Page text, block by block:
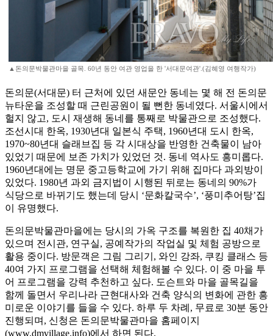
▲돈의문박물관마을 골목. 60년 동안 여관 영업을 한 '서대문여관'.(김혜영 여행작가)
돈의문(서대문) 터 근처에 있던 새문안 동네는 몇 해 전 돈의문
뉴타운을 조성할 때 근린공원이 될 뻔한 동네였다. 서울시에서
헐지 않고, 도시 재생해 동네를 통째로 박물관으로 조성했다.
조선시대 한옥, 1930년대 일본식 주택, 1960년대 도시 한옥,
1970~80년대 슬래브집 등 각 시대상을 반영한 건축물이 남아
있었기 때문에 보존 가치가 있었던 것. 동네 역사도 흥미롭다.
1960년대에는 명문 중고등학교에 가기 위해 집마다 과외방이
있었다. 1980년 과외 금지법이 시행된 뒤로는 동네의 90%가
식당으로 바뀌기도 했는데 당시 ‘문화칼국수’, ‘풍미추어탕’집
이 유명했다.
돈의문박물관마을에는 당시의 가옥 구조를 복원한 집 40채가
있으며 전시관, 연구실, 공예작가의 작업실 및 체험 공방으로
활용 중이다. 방문객은 그림 그리기, 와인 강좌, 쿠킹 클래스 등
40여 가지 프로그램을 선택해 체험해볼 수 있다. 이 중 마을 투
어 프로그램을 강력 추천하고 싶다. 도슨트와 마을 골목길을
함께 돌면서 우리나라 근현대사와 건축 양식의 변화에 관한 흥
미로운 이야기를 들을 수 있다. 하루 두 차례, 무료로 30분 동안
진행되며, 신청은 돈의문박물관마을 홈페이지
(www.dmvillage.info)에서 하면 된다.